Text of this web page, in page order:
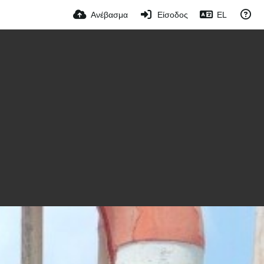
Ανέβασμα Είσοδος EL